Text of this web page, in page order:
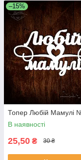
–15%
Топер Любій Мамулі
В наявності
25,50 ₴ 30 ₴